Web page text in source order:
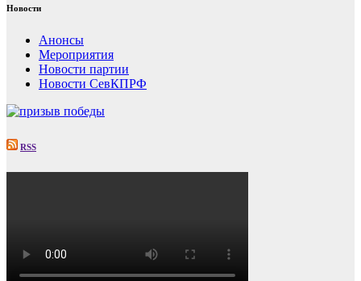
Новости
Анонсы
Мероприятия
Новости партии
Новости СевКПРФ
RSS